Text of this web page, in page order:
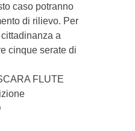
caso potranno
di rilievo. Per
a
cinque serate di
FLUTE